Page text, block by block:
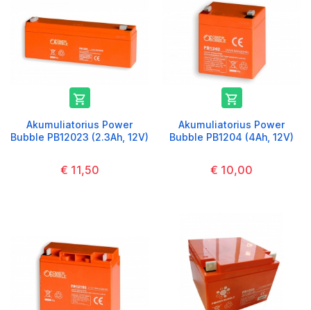

Akumuliatorius Power
Bubble PB12023 (2.3Ah, 12V)
€ 11,50

Akumuliatorius Power
Bubble PB1204 (4Ah, 12V)
€ 10,00